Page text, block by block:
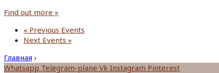
Find out more »
« Previous Events
Next Events »
Главная ›
Whatsapp Telegram-plane Vk Instagram Pinterest